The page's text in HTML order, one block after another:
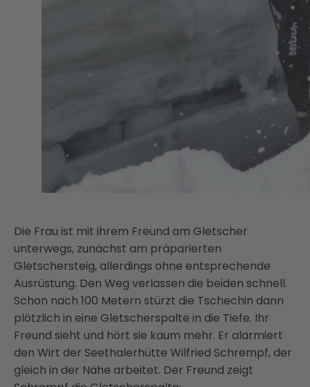
Die Frau ist mit ihrem Freund am Gletscher
unterwegs, zunächst am präparierten
Gletschersteig, allerdings ohne entsprechende
Ausrüstung. Den Weg verlassen die beiden schnell.
Schon nach 100 Metern stürzt die Tschechin dann
plötzlich in eine Gletscherspalte in die Tiefe. Ihr
Freund sieht und hört sie kaum mehr. Er alarmiert
den Wirt der Seethalerhütte Wilfried Schrempf, der
gleich in der Nähe arbeitet. Der Freund zeigt